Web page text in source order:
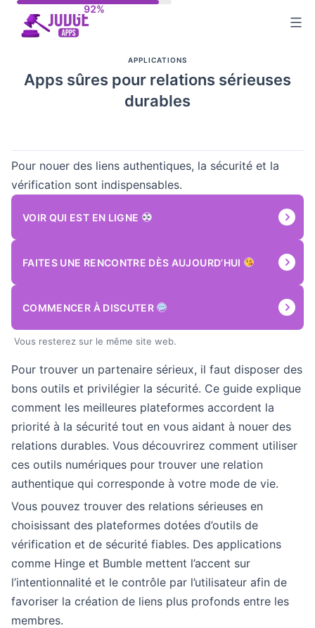
APPLICATIONS
Apps sûres pour relations sérieuses
durables
Pour nouer des liens authentiques, la sécurité et la
vérification sont indispensables.
VOIR QUI EST EN LIGNE
FAITES UNE RENCONTRE DÈS AUJOURD’HUI
COMMENCER À DISCUTER
Vous resterez sur le même site web.
Pour trouver un partenaire sérieux, il faut disposer des
bons outils et privilégier la sécurité. Ce guide explique
comment les meilleures plateformes accordent la
priorité à la sécurité tout en vous aidant à nouer des
relations durables. Vous découvrirez comment utiliser
ces outils numériques pour trouver une relation
authentique qui corresponde à votre mode de vie.
Vous pouvez trouver des relations sérieuses en
choisissant des plateformes dotées d’outils de
vérification et de sécurité fiables. Des applications
comme Hinge et Bumble mettent l’accent sur
l’intentionnalité et le contrôle par l’utilisateur afin de
favoriser la création de liens plus profonds entre les
membres.